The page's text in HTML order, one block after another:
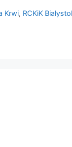
Krwi, RCKiK